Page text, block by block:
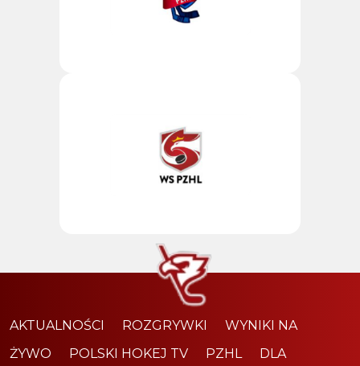
AKTUALNOŚCI ROZGRYWKI
WYNIKI NA
ŻYWO
POLSKI HOKEJ TV PZHL DLA